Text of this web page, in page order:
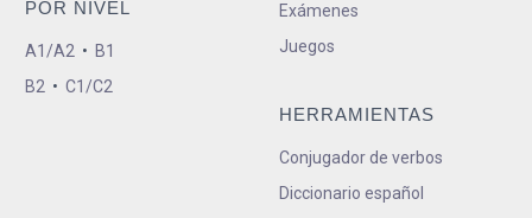
POR NIVEL
A1/A2 • B1
B2 • C1/C2
Exámenes
Juegos
HERRAMIENTAS
Conjugador de verbos
Diccionario español